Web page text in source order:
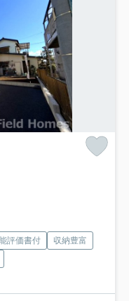
評価書付
収納豊富